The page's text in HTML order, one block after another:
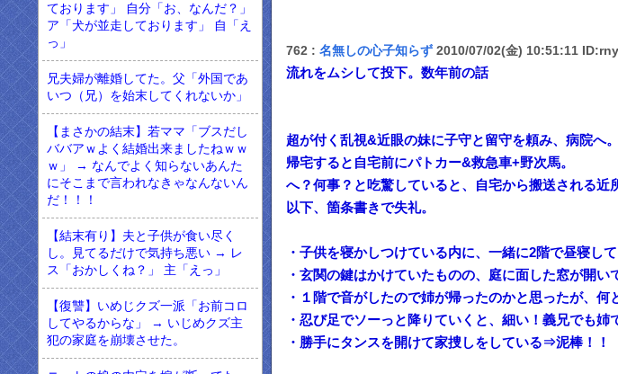
ております」 自分「お、なんだ？」
ア「犬が並走しております」 自「え
っ」
兄夫婦が離婚してた。父「外国であ
いつ（兄）を始末してくれないか」
【まさかの結末】若ママ「ブスだし
ババアｗよく結婚出来ましたねｗｗ
ｗ」 → なんでよく知らないあんた
にそこまで言われなきゃなんないん
だ！！！
【結末有り】夫と子供が食い尽く
し。見てるだけで気持ち悪い → レ
ス「おかしくね？」 主「えっ」
【復讐】いめじクズ一派「お前コロ
してやるからな」 → いじめクズ主
犯の家庭を崩壊させた。
762 : 名無しの心子知らず 2010/07/02(金) 10:51:11
流れをムシして投下。数年前の話
超が付く乱視&近眼の妹に子守と留守を頼み、病院へ。
帰宅すると自宅前にパトカー&救急車+野次馬。
へ？何事？と吃驚していると、自宅から搬送される近
以下、箇条書きで失礼。
・子供を寝かしつけている内に、一緒に2階で昼寝して
・玄関の鍵はかけていたものの、庭に面した窓が開い
・１階で音がしたので姉が帰ったのかと思ったが、何
・忍び足でソーっと降りていくと、細い！義兄でも
・勝手にタンスを開けて家捜しをしている⇒泥棒！！